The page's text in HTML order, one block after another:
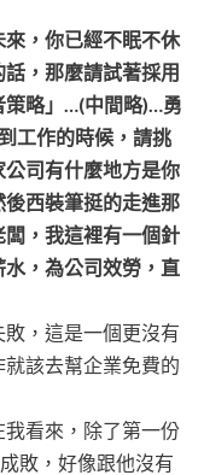
來，你已經不眠不休
，那麼請試著採用
策略」…(中間略)…勇
工作的時候，請挑
司有什麼地方是你
西裝筆挺的走進那
，我這裡有一個針
，為公司效勞，直
，這是一個更沒有
該去幫企業免費的
看來，除了第一份
敗，好像跟他沒有